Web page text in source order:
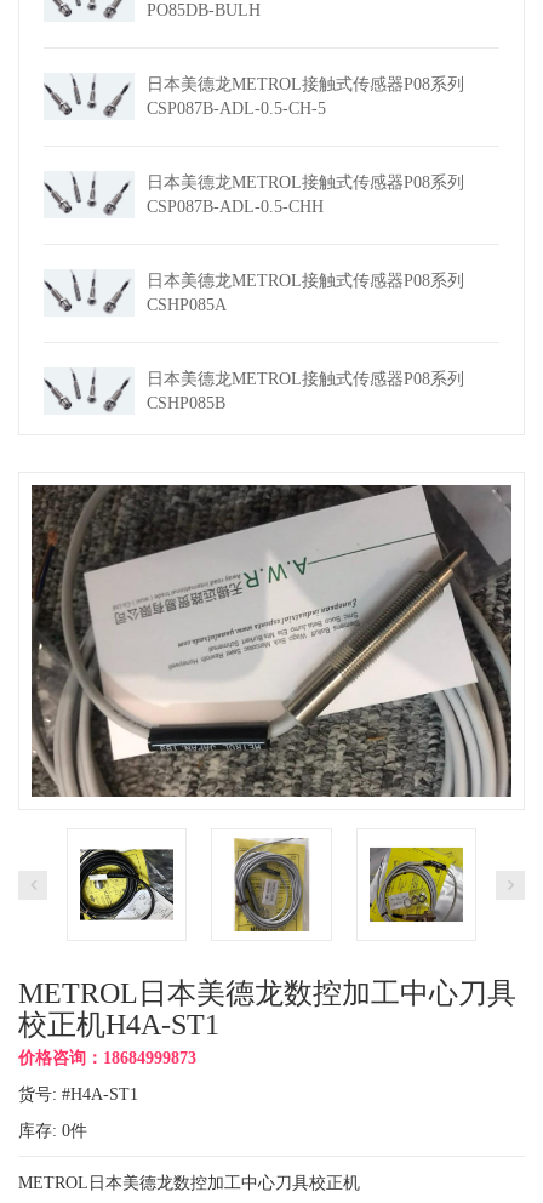
PO85DB-BULH
日本美德龙METROL接触式传感器P08系列
CSP087B-ADL-0.5-CH-5
日本美德龙METROL接触式传感器P08系列
CSP087B-ADL-0.5-CHH
日本美德龙METROL接触式传感器P08系列
CSHP085A
日本美德龙METROL接触式传感器P08系列
CSHP085B
METROL日本美德龙数控加工中心刀具
校正机H4A-ST1
价格咨询：18684999873
货号: #H4A-ST1
库存: 0件
METROL日本美德龙数控加工中心刀具校正机